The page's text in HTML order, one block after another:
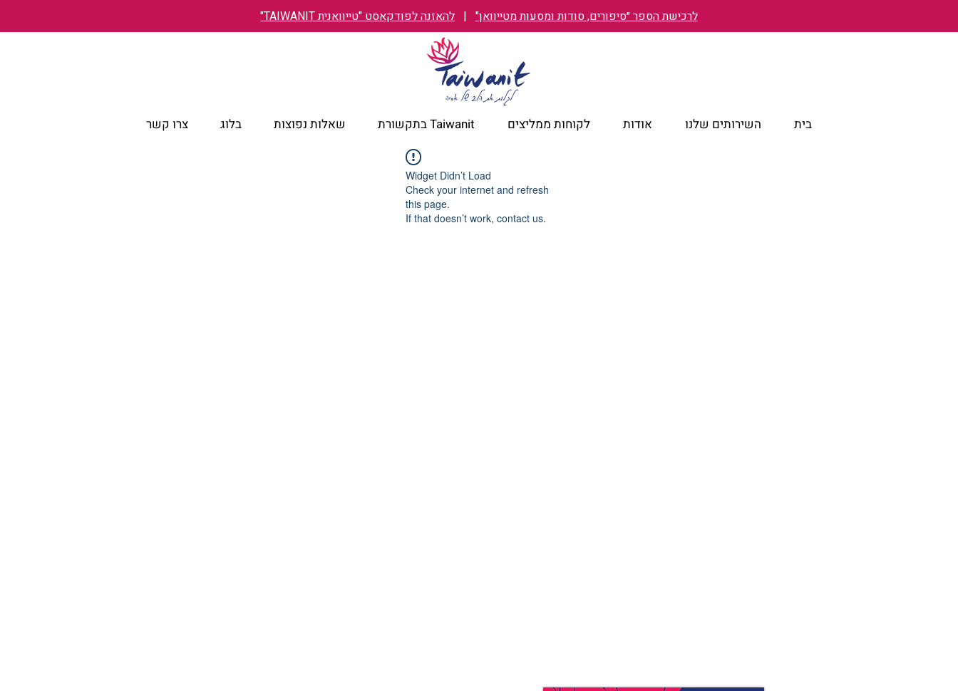
לרכישת הספר ״סיפורים, סודות ומסעות מטייוואן" | להאזנה לפודקאסט "טייוואנית TAIWANIT"
בית השירותים שלנו אודות לקוחות ממליצים Taiwanit בתקשורת שאלות נפוצות בלוג צרו קשר
Widget Didn’t Load
Check your internet and refresh
this page.
If that doesn’t work, contact us.